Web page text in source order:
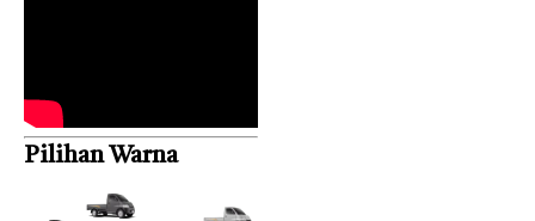
Pilihan Warna